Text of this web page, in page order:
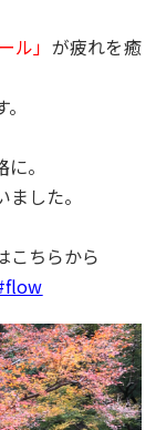
ル」 が疲れを癒
。
した。
こちらから